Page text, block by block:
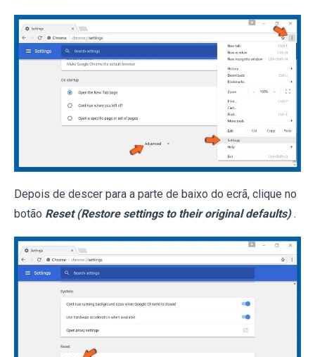
Depois de descer para a parte de baixo do ecrã, clique no
botão Reset (Restore settings to their original defaults) .